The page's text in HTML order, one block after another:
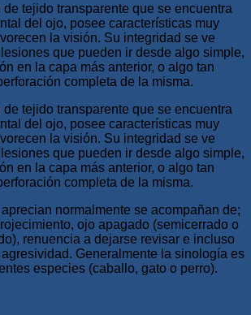
de tejido transparente que se encuentra
del ojo, posee características muy
la visión. Su integridad se ve
que pueden ir desde algo simple,
en la capa más anterior, o algo tan
completa de la misma.
de tejido transparente que se encuentra
del ojo, posee características muy
la visión. Su integridad se ve
que pueden ir desde algo simple,
en la capa más anterior, o algo tan
completa de la misma.
normalmente se acompañan de;
ojo apagado (semicerrado o
renuencia a dejarse revisar e incluso
Generalmente la sinología es
especies (caballo, gato o perro).